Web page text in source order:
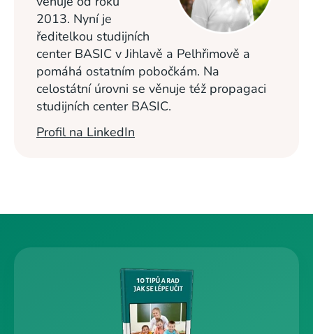
2013. Nyní je
ředitelkou studijních
center BASIC v Jihlavě a Pelhřimově a
pomáhá ostatním pobočkám. Na
celostátní úrovni se věnuje též propagaci
studijních center BASIC.
Profil na LinkedIn